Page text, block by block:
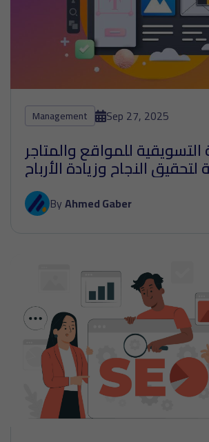
Management Sep 27, 2025
للمواقع والمتاجر
لتحقيق النجاح وزيادة الأرباح
ByAhmed Gaber